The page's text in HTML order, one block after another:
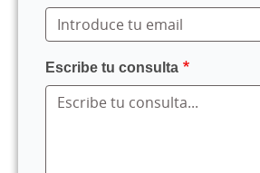
Escribe tu consulta